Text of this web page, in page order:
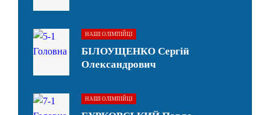
НАШІ ОЛІМПІЙЦІ
БІЛОУЩЕНКО Сергій
Олександрович
НАШІ ОЛІМПІЙЦІ